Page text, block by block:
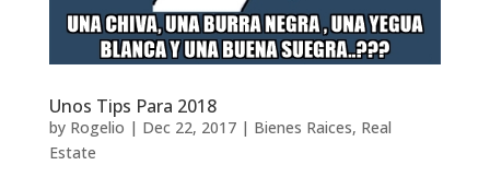
Unos Tips Para 2018
by Rogelio | Dec 22, 2017| Bienes Raices, Real
Estate